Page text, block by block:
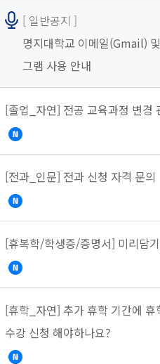
[ 일반공지 ]
명지대학교 이메일(Gmail)
그램 사용 안내
[졸업_자연] 전공 교육과정 변경
[전과_인문] 전과 신청 자격 문의
[휴복학/학생증/증명서] 미리담
[휴학_자연] 추가 휴학 기간에 휴
수강 신청 해야하나요?